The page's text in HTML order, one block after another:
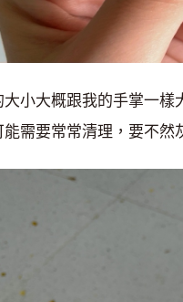
小大概跟我的手掌一樣
能需要常常清理，要不然